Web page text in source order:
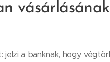
a banknak, hogy